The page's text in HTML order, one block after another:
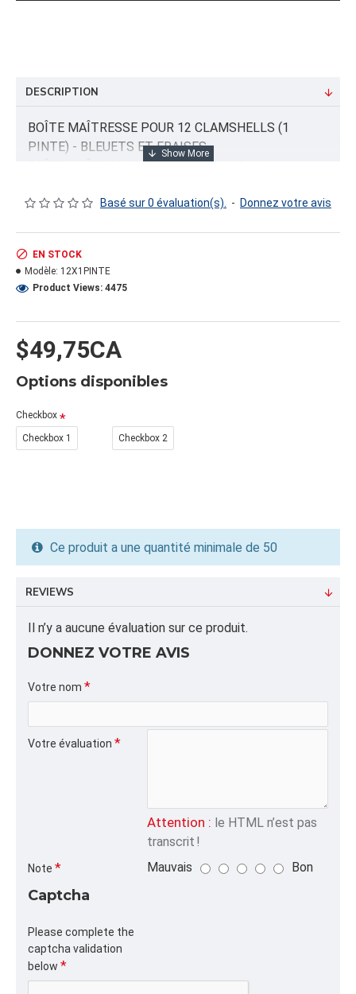
DESCRIPTION
BOÎTE MAÎTRESSE POUR 12 CLAMSHELLS (1
PINTE) - BLEUETS ET FRAISES
BOÎTE MAÎTRESSE EN CARTON POUR 12
MODÈLES 3714, 3715 OU 18X120G (3709, 5040T).
Capacité/Taille:
16" X 9 1/2" X 6" (CAPACITÉ 12 X 1 PINTE)
FORMAT DU PRODUIT
Quantité par emballage: 50.00
Dimension: 23x34x8
Poids: 27.12
Volume cubique: 4.26 pieds cubes
Dimension/pallet: 37x46x53
ALPHA
CLAMSHELL,COFFRES,,CLAMSHELL, BOÎTE
MAÎTRESSE, CARTON, BLEUETS, FRAISES, PETITS
FRUITS, MASTER BOX, SHIPPING, 12X1 PINTE
CATÉGORIE
Mannes à Pommes,Contenants à Herbes Fraîches
Basé sur 0 évaluation(s). - Donnez votre avis
$49,75CA
EN STOCK
Modèle: 12X1PINTE
Product Views: 4475
Options disponibles
Checkbox
Checkbox 1 Checkbox 2
Ce produit a une quantité minimale de 50
REVIEWS
Il n’y a aucune évaluation sur ce produit.
DONNEZ VOTRE AVIS
Votre nom
Votre évaluation
Attention : le HTML n’est pas
transcrit !
Note Mauvais Bon
Captcha
Please complete the
captcha validation
below